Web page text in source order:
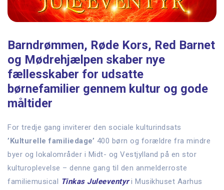
Barndrømmen, Røde Kors, Red Barnet
og Mødrehjælpen skaber nye
fællesskaber for udsatte
børnefamilier gennem kultur og gode
måltider
For tredje gang inviterer den sociale kulturindsats
’Kulturelle familiedage’ 400 børn og forældre fra mindre
byer og lokalområder i Midt- og Vestjylland på en stor
kulturoplevelse – denne gang til den anmelderroste
familiemusical Tinkas Juleeventyri Musikhuset Aarhus